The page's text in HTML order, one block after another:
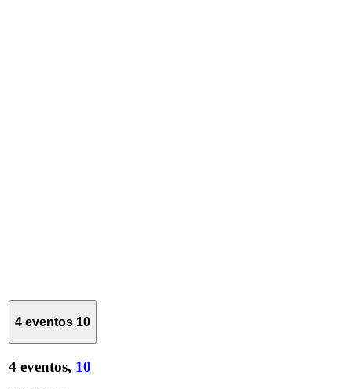
4 eventos 10
4 eventos, 10